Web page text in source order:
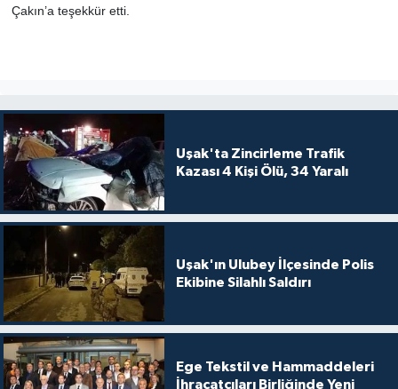
Çakın’a teşekkür etti.
Uşak'ta Zincirleme Trafik
Kazası 4 Kişi Ölü, 34 Yaralı
Uşak'ın Ulubey İlçesinde Polis
Ekibine Silahlı Saldırı
Ege Tekstil ve Hammaddeleri
İhracatçıları Birliğinde Yeni